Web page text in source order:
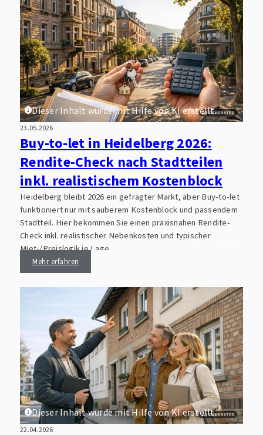
Dieser Inhalt wurde mit Hilfe von KI erstellt.
23.05.2026
Buy-to-let in Heidelberg 2026:
Rendite-Check nach Stadtteilen
inkl. realistischem Kostenblock
Heidelberg bleibt 2026 ein gefragter Markt, aber Buy-to-let
funktioniert nur mit sauberem Kostenblock und passendem
Stadtteil. Hier bekommen Sie einen praxisnahen Rendite-
Check inkl. realistischer Nebenkosten und typischer
Miet-/Preislogik je Lage.
Mehr erfahren
Dieser Inhalt wurde mit Hilfe von KI erstellt.
22.04.2026